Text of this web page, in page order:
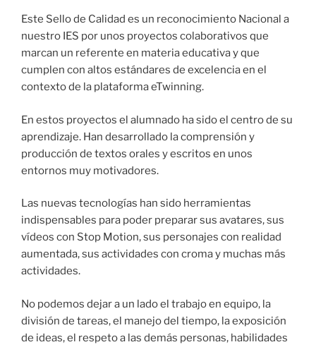
Este Sello de Calidad es un reconocimiento Nacional a
nuestro IES por unos proyectos colaborativos que
marcan un referente en materia educativa y que
cumplen con altos estándares de excelencia en el
contexto de la plataforma eTwinning.
En estos proyectos el alumnado ha sido el centro de su
aprendizaje. Han desarrollado la comprensión y
producción de textos orales y escritos en unos
entornos muy motivadores.
Las nuevas tecnologías han sido herramientas
indispensables para poder preparar sus avatares, sus
vídeos con Stop Motion, sus personajes con realidad
aumentada, sus actividades con croma y muchas más
actividades.
No podemos dejar a un lado el trabajo en equipo, la
división de tareas, el manejo del tiempo, la exposición
de ideas, el respeto a las demás personas, habilidades